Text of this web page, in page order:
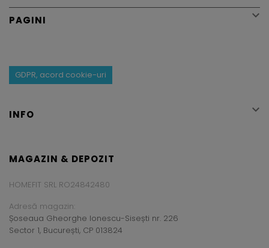
PAGINI 
GDPR, acord cookie-uri
INFO 
MAGAZIN & DEPOZIT
HOMEFIT SRL RO24842480
Adresă magazin:
Șoseaua Gheorghe Ionescu-Sisești nr. 226
Sector 1, București, CP 013824